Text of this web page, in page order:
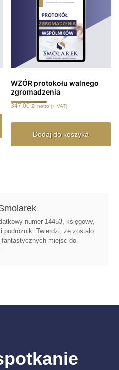
WZÓR protokołu walnego
zgromadzenia
347,00zł netto (+ VAT)
Dodaj do koszyka
numer 14453, księgowy,
podróżnik. Twierdzi, że zostało
miejsc do